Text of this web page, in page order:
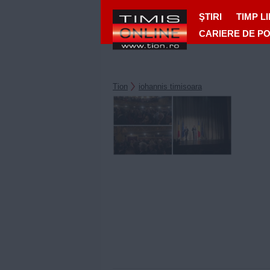
ŞTIRI TIMP
CARIERE DE
Tion iohannis timisoara